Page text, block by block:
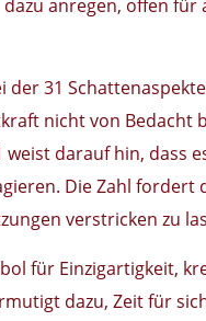
anregen, offen
der 31
nicht von
darauf hin, dass
Die Zahl
verstricken zu
für Einzigartigkeit,
dazu, Zeit für